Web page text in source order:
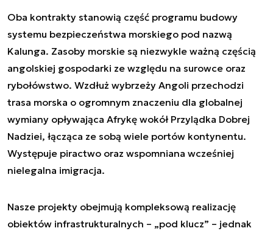
Oba kontrakty stanowią część programu budowy
systemu bezpieczeństwa morskiego pod nazwą
Kalunga. Zasoby morskie są niezwykle ważną częścią
angolskiej gospodarki ze względu na surowce oraz
rybołówstwo. Wzdłuż wybrzeży Angoli przechodzi
trasa morska o ogromnym znaczeniu dla globalnej
wymiany opływająca Afrykę wokół Przylądka Dobrej
Nadziei, łącząca ze sobą wiele portów kontynentu.
Występuje piractwo oraz wspomniana wcześniej
nielegalna imigracja.
Nasze projekty obejmują kompleksową realizację
obiektów infrastrukturalnych – „pod klucz” – jednak